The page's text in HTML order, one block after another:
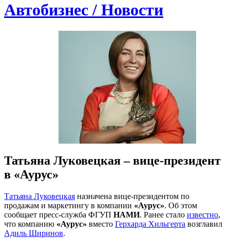
Автобизнес / Новости
Татьяна Луковецкая – вице-президент
в «Аурус»
Татьяна Луковецкая назначена вице-президентом по
продажам и маркетингу в компании «Аурус». Об этом
сообщает пресс-служба ФГУП НАМИ. Ранее стало известно,
что компанию «Аурус» вместо Герхарда Хильгерта возглавил
Адиль Ширинов.